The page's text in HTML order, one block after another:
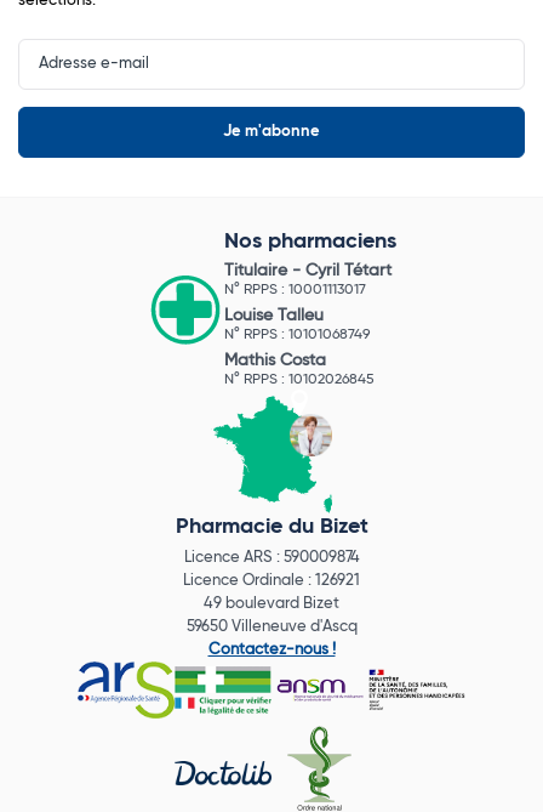
Input
Newsletter
Nos pharmaciens
Titulaire - Cyril Tétart
N° RPPS : 10001113017
Louise Talleu
N° RPPS : 10101068749
Mathis Costa
N° RPPS : 10102026845
Pharmacie du Bizet
Licence ARS : 590009874
Licence Ordinale : 126921
49 boulevard Bizet
59650 Villeneuve d'Ascq
Contactez-nous !